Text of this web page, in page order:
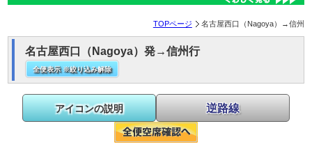
TOPページ 名古屋西口（Nagoya）→信州
名古屋西口（Nagoya）発→信州行
全便表示 ※絞り込み解除
アイコンの説明 逆路線